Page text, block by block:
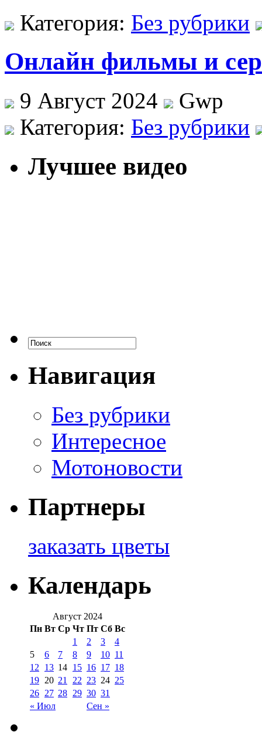
Категория: Без рубрики
Онлайн фильмы и
9 Август 2024
Gwp
Категория: Без рубрики
Лучшее видео
Навигация
Без рубрики
Интересное
Мотоновости
Партнеры
заказать цветы
Календарь
Август 2024
Пн Вт Ср Чт Пт Сб Вс
« Июл Сен »
1 2 3
4
5
6 7 8 9 10 11
12
13 14 15 16 17 18
19 20 21 22 23 24 25
26 27 28 29 30 31